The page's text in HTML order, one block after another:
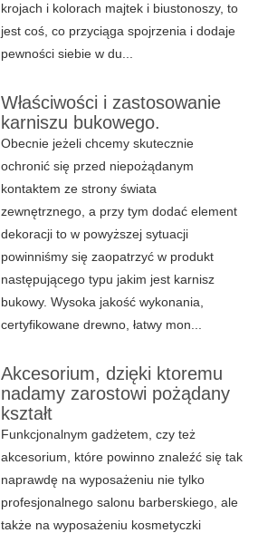
krojach i kolorach majtek i biustonoszy, to
jest coś, co przyciąga spojrzenia i dodaje
pewności siebie w du...
Właściwości i zastosowanie
karniszu bukowego.
Obecnie jeżeli chcemy skutecznie
ochronić się przed niepożądanym
kontaktem ze strony świata
zewnętrznego, a przy tym dodać element
dekoracji to w powyższej sytuacji
powinniśmy się zaopatrzyć w produkt
następującego typu jakim jest karnisz
bukowy. Wysoka jakość wykonania,
certyfikowane drewno, łatwy mon...
Akcesorium, dzięki ktoremu
nadamy zarostowi pożądany
kształt
Funkcjonalnym gadżetem, czy też
akcesorium, które powinno znaleźć się tak
naprawdę na wyposażeniu nie tylko
profesjonalnego salonu barberskiego, ale
także na wyposażeniu kosmetyczki